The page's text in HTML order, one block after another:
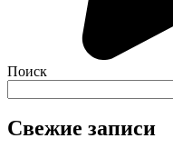
Поиск
Свежие записи